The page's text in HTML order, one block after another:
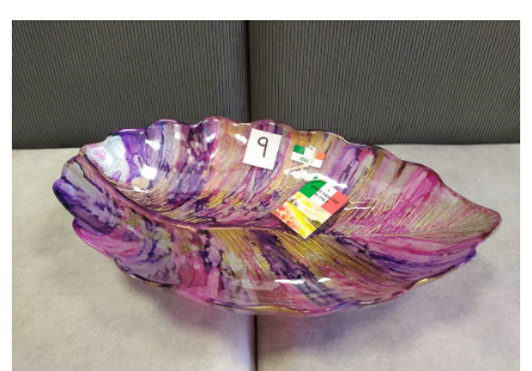
produktu
je
0,0
z
5
hvězdiček.